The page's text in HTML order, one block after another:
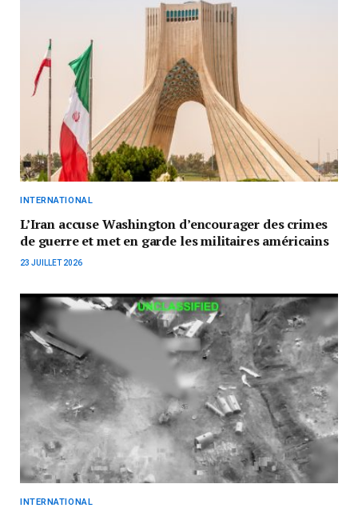
INTERNATIONAL
L’Iran accuse Washington d’encourager des crimes
de guerre et met en garde les militaires américains
23 JUILLET 2026
INTERNATIONAL